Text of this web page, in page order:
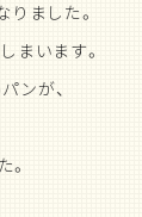
りました。
まいます。
ンが、